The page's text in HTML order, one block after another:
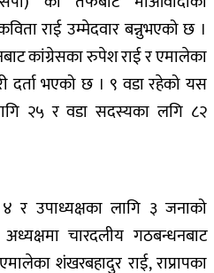
राई उम्मेदवार बन्नुभएको छ ।
कांग्रेसका रुपेश राई र एमालेका
दर्ता भएको छ । ९ वडा रहेको यस
२५ र वडा सदस्यका लगि ८२
र उपाध्यक्षका लागि ३ जनाको
चारदलीय गठबन्धनबाट
शंखरबहादुर राई, राप्रापका